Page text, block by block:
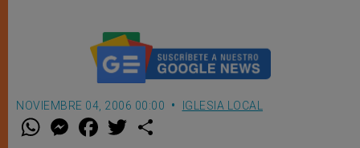
NOVIEMBRE 04, 2006 00:00 IGLESIA LOCAL
W M
e
F
a w